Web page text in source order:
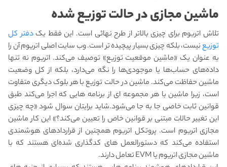
ماشین مجازی در حالت توزیع شده
تلاش اتریوم برای چیزی بالاتر از طرح نهائی است. این فقط یکدفتر کل
توزیعنیست، بلکه چیزی بسیار پیچیده تر است. وب سایت اصلی اتریوم آن را
به عنوان یک «ماشین موقعیت توزیع» توصیف می‌کند. اتریوم نه تنها
داده‌های حساب‌ها یا موجودی‌ها را نگه می‌دارد، بلکه از کل وضعیت
ماشین حفاظت می‌کند. ماشین در حالت توزیع با هر بلوک دیگری متفاوت
است، زیرا ماشین با هر مجموعه ای از برنامه هایی که اجرا می‌کند طبق
قوانین ثابت خاصی جا به جا می‌شود.شاید برایتان سوال شود «چه چیزی
این تغییر حالات مبتنی بر قوانین خاص را تعیین می‌کند؟» این کار ماشین
مجازی اتریوم است. پروتکل اتریوم همچنین از قراردادهای هوشمندی
استفاده می‌کند که دستورالعمل های کدگذاری شده‌ای هستند که با
ماشین مجازی اتریوم یا EVM تعامل دارند.